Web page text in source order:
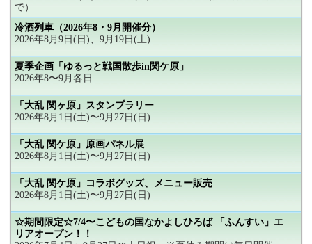
で）
冷酒列車（2026年8・9月開催分）
2026年8月9日(日)、9月19日(土)
夏季企画「ゆるっと戦国散歩in関ケ原」
2026年8〜9月各日
「大乱 関ヶ原」スタンプラリー
2026年8月1日(土)〜9月27日(日)
「大乱 関ケ原」原画パネル展
2026年8月1日(土)〜9月27日(日)
「大乱 関ケ原」コラボグッズ、メニュー販売
2026年8月1日(土)〜9月27日(日)
☆期間限定☆7/4〜こどもの国なかよしひろば 「ふんすい」エ
リアオープン！！